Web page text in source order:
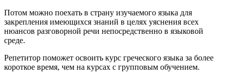
Потом можно поехать в страну изучаемого языка для
закрепления имеющихся знаний в целях уяснения всех
нюансов разговорной речи непосредственно в языковой
среде.
Репетитор поможет освоить курс греческого языка за более
короткое время, чем на курсах с групповым обучением.